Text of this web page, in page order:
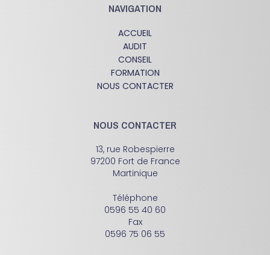
NAVIGATION
ACCUEIL
AUDIT
CONSEIL
FORMATION
NOUS CONTACTER
NOUS CONTACTER
13, rue Robespierre
97200 Fort de France
Martinique
Téléphone
0596 55 40 60
Fax
0596 75 06 55